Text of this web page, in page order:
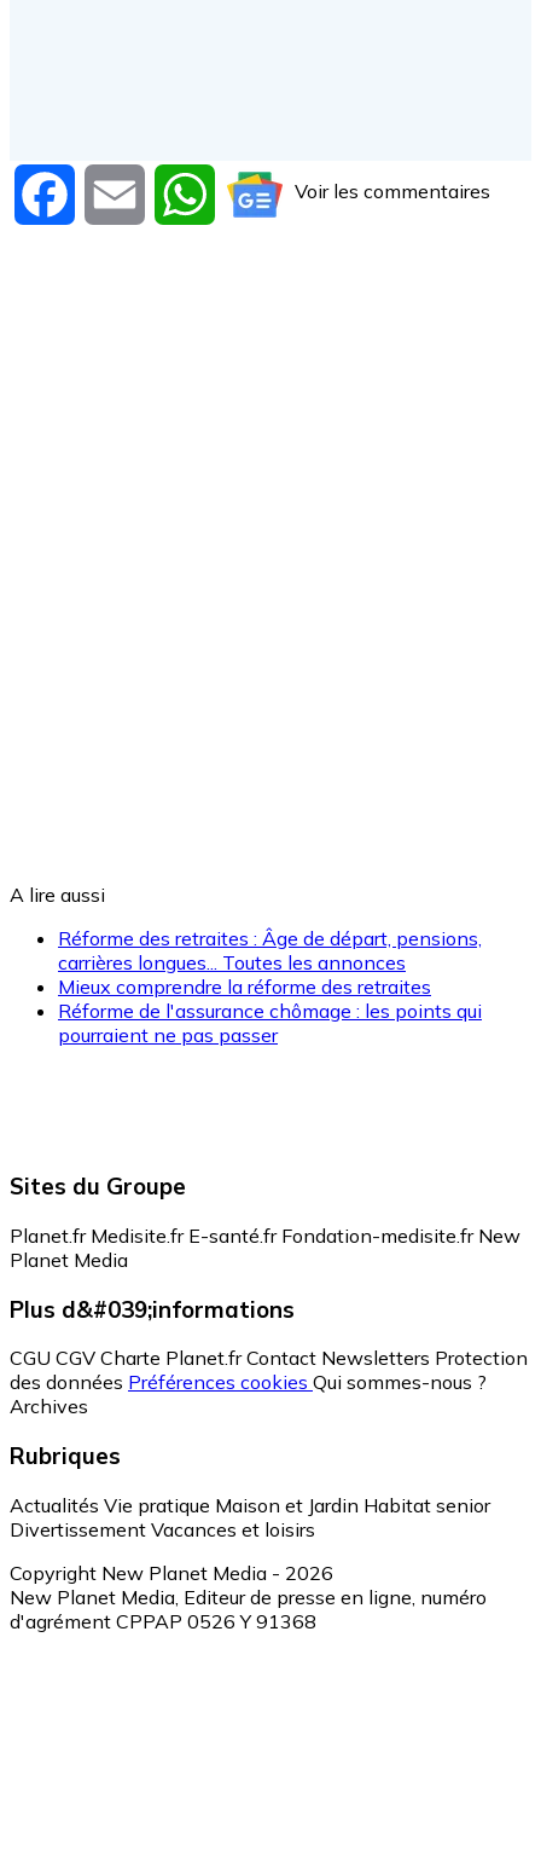
Facebook Email WhatsAppVoir les commentaires
A lire aussi
Réforme des retraites : Âge de départ, pensions,
carrières longues... Toutes les annonces
Mieux comprendre la réforme des retraites
Réforme de l'assurance chômage : les points qui
pourraient ne pas passer
Sites du Groupe
Planet.fr Medisite.fr E-santé.fr Fondation-medisite.fr New
Planet Media
Plus d&#039;informations
CGU CGV Charte Planet.fr Contact Newsletters Protection
des données Préférences cookies Qui sommes-nous ?
Archives
Rubriques
Actualités Vie pratique Maison et Jardin Habitat senior
Divertissement Vacances et loisirs
Copyright New Planet Media - 2026
New Planet Media, Editeur de presse en ligne, numéro
d'agrément CPPAP 0526 Y 91368